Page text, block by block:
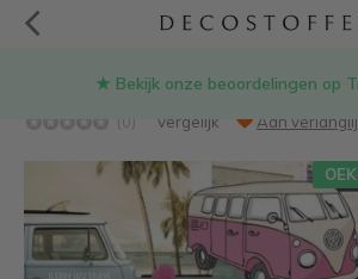
★ Bekijk onze beoordelingen op
Volkswagen busjes digitale
(0) Vergelijk Aan